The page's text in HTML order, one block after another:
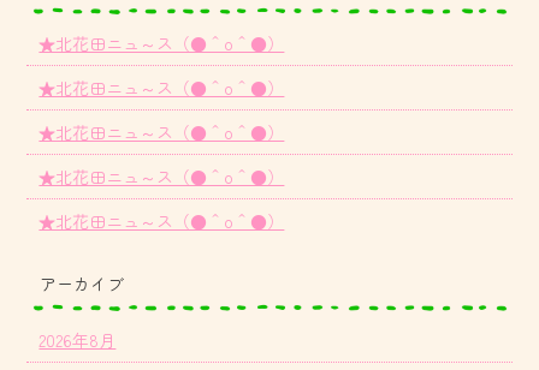
★北花田ニュ～ス（●＾o＾●）
★北花田ニュ～ス（●＾o＾●）
★北花田ニュ～ス（●＾o＾●）
★北花田ニュ～ス（●＾o＾●）
★北花田ニュ～ス（●＾o＾●）
アーカイブ
2026年8月